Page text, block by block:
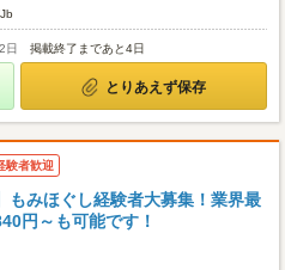
日 掲載終了まであと4日
とりあえず保存
験者歓迎
もみほぐし経験者大募集！業界最
円～も可能です！